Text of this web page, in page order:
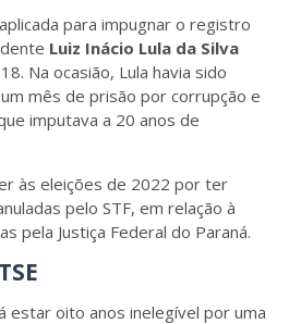
para impugnar o registro
Luiz Inácio Lula da Silva
Na ocasião, Lula havia sido
mês de prisão por corrupção e
imputava a 20 anos de
às eleições de 2022 por ter
pelo STF, em relação à
pela Justiça Federal do Paraná.
estar oito anos inelegível por uma